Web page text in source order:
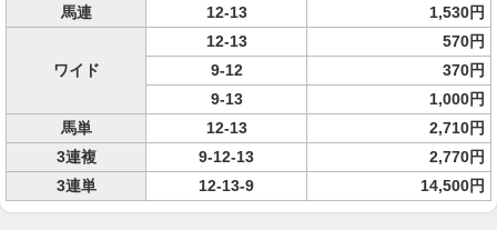
馬連
12-13 1,530円
ワイド
12-13
570円
9-12
370円
9-13
1,000円
馬単
12-13
2,710円
3連複
9-12-13
2,770円
3連単
12-13-9 14,500円